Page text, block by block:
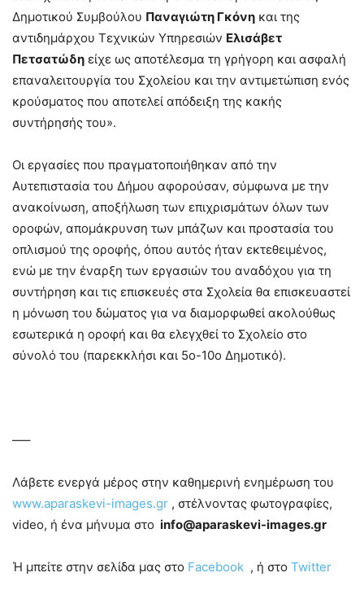
Δημοτικού Συμβούλου Παναγιώτη Γκόνη και της
αντιδημάρχου Τεχνικών Υπηρεσιών Ελισάβετ
Πετσατώδη είχε ως αποτέλεσμα τη γρήγορη και ασφαλή
επαναλειτουργία του Σχολείου και την αντιμετώπιση ενός
κρούσματος που αποτελεί απόδειξη της κακής
συντήρησής του».
Οι εργασίες που πραγματοποιήθηκαν από την
Αυτεπιστασία του Δήμου αφορούσαν, σύμφωνα με την
ανακοίνωση, αποξήλωση των επιχρισμάτων όλων των
οροφών, απομάκρυνση των μπάζων και προστασία του
οπλισμού της οροφής, όπου αυτός ήταν εκτεθειμένος,
ενώ με την έναρξη των εργασιών του αναδόχου για τη
συντήρηση και τις επισκευές στα Σχολεία θα επισκευαστεί
η μόνωση του δώματος για να διαμορφωθεί ακολούθως
εσωτερικά η οροφή και θα ελεγχθεί το Σχολείο στο
σύνολό του (παρεκκλήσι και 5ο-10ο Δημοτικό).
—–
Λάβετε ενεργά μέρος στην καθημερινή ενημέρωση του
www.aparaskevi-images.gr , στέλνοντας φωτογραφίες,
video, ή ένα μήνυμα στο info@aparaskevi-images.gr
Ή μπείτε στην σελίδα μας στο Facebook , ή στο Twitter